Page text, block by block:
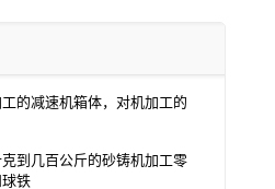
的减速机箱体，对机加工的
到几百公斤的砂铸机加工零
铁